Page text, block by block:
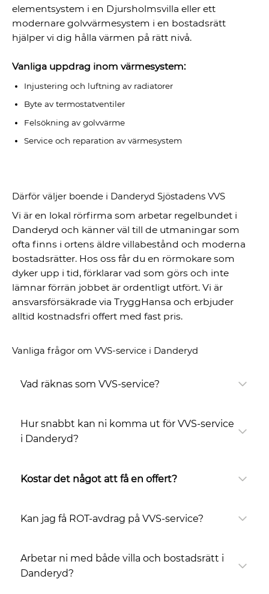
elementsystem i en Djursholmsvilla eller ett
modernare golvvärmesystem i en bostadsrätt
hjälper vi dig hålla värmen på rätt nivå.
Vanliga uppdrag inom värmesystem:
Injustering och luftning av radiatorer
Byte av termostatventiler
Felsökning av golvvärme
Service och reparation av värmesystem
Därför väljer boende i Danderyd Sjöstadens VVS
Vi är en lokal rörfirma som arbetar regelbundet i
Danderyd och känner väl till de utmaningar som
ofta finns i ortens äldre villabestånd och moderna
bostadsrätter. Hos oss får du en rörmokare som
dyker upp i tid, förklarar vad som görs och inte
lämnar förrän jobbet är ordentligt utfört. Vi är
ansvarsförsäkrade via TryggHansa och erbjuder
alltid kostnadsfri offert med fast pris.
Vanliga frågor om VVS-service i Danderyd
Vad räknas som VVS-service?
Hur snabbt kan ni komma ut för VVS-service
i Danderyd?
Kostar det något att få en offert?
Kan jag få ROT-avdrag på VVS-service?
Arbetar ni med både villa och bostadsrätt i
Danderyd?